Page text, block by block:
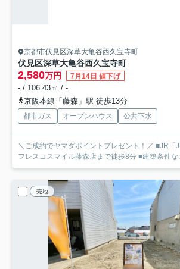
京都市伏見区深草大亀谷西久宝寺町
伏見区深草大亀谷西久宝寺町
2,580万円 7月14日 値下げ
- / 106.43㎡ / -
京阪本線「藤森」駅 徒歩13分
都市ガス オープンハウス 公共下水
＼ご成約でヤマダポイントプレゼント！／ ■JR「
フレスコスマイル藤森店まで徒歩8分 ■建築条件な
売地